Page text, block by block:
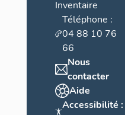
Inventaire
Téléphone :
04 88 10 76
66
Nous
contacter
Aide
Accessibilité :